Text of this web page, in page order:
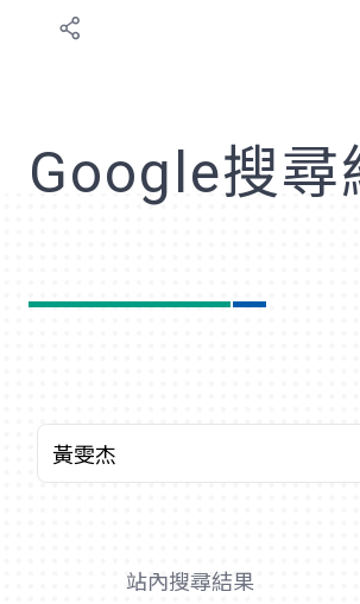
喜
Google搜尋
關鍵字
站內搜尋結果